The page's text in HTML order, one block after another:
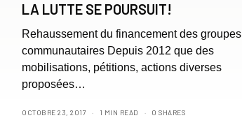
LA LUTTE SE POURSUIT!
Rehaussement du financement des groupes
communautaires Depuis 2012 que des
mobilisations, pétitions, actions diverses
proposées…
OCTOBRE 23, 2017 1 MIN READ 0 SHARES